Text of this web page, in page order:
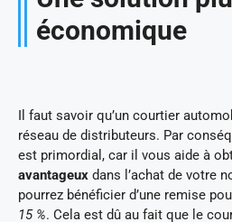
économique
Il faut savoir qu’un courtier
réseau de distributeurs. Par
est primordial, car il vous aide à
avantageux dans l’achat de votre
pourrez bénéficier d’une remise
15 %. Cela est dû au fait que le